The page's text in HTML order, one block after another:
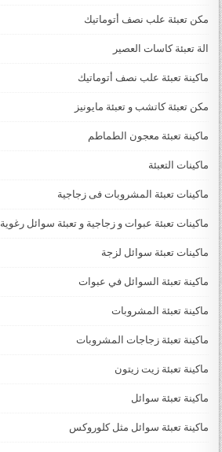
مكن تعبئة علب نصف أتوماتيك
الة تعبئة كاسات العصير
ماكينة تعبئة علب نصف أتوماتيك
مكن تعبئة كاتشب و تعبئة مايونيز
ماكينة تعبئة معجون الطماطم
ماكينات التعبئة
ماكينات تعبئة المشروبات فى زجاجية
ماكينات تعبئة عبوات و زجاجية و تعبئة سوائل رغوية
ماكينات تعبئة سوائل لزجة
‏‏‏ماكينة تعبئة السوائل في عبوات
ماكينة تعبئة المشروبات
ماكينة تعبئة زجاجات المشروبات
ماكينة تعبئة زيت زيتون
ماكينة تعبئة سوائل
ماكينة تعبئة سوائل مثل كلوروكس